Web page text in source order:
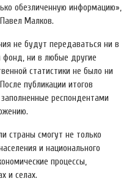
обезличенную информацию»,
Малков.
не будут передаваться ни в
фонд, ни в любые другие
статистики не было ни
публикации итогов
респондентами
страны смогут не только
и национального
процессы,
и селах.